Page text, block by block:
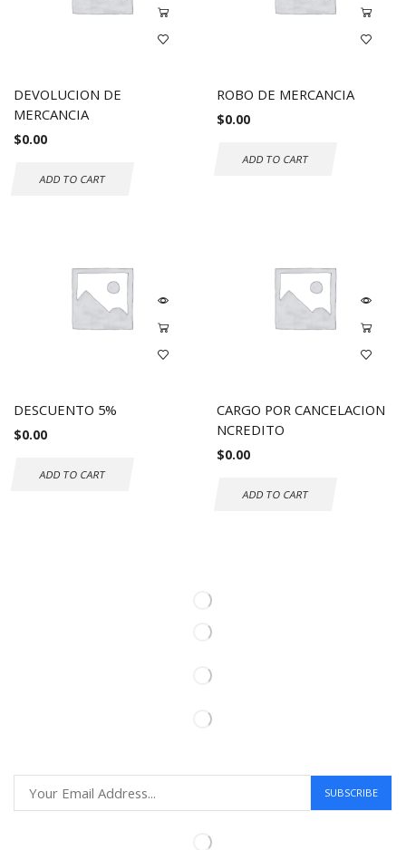
DEVOLUCION DE
MERCANCIA
$0.00
ADD TO CART
ROBO DE MERCANCIA
$0.00
ADD TO CART
DESCUENTO 5%
$0.00
ADD TO CART
CARGO POR CANCELACION
NCREDITO
$0.00
ADD TO CART